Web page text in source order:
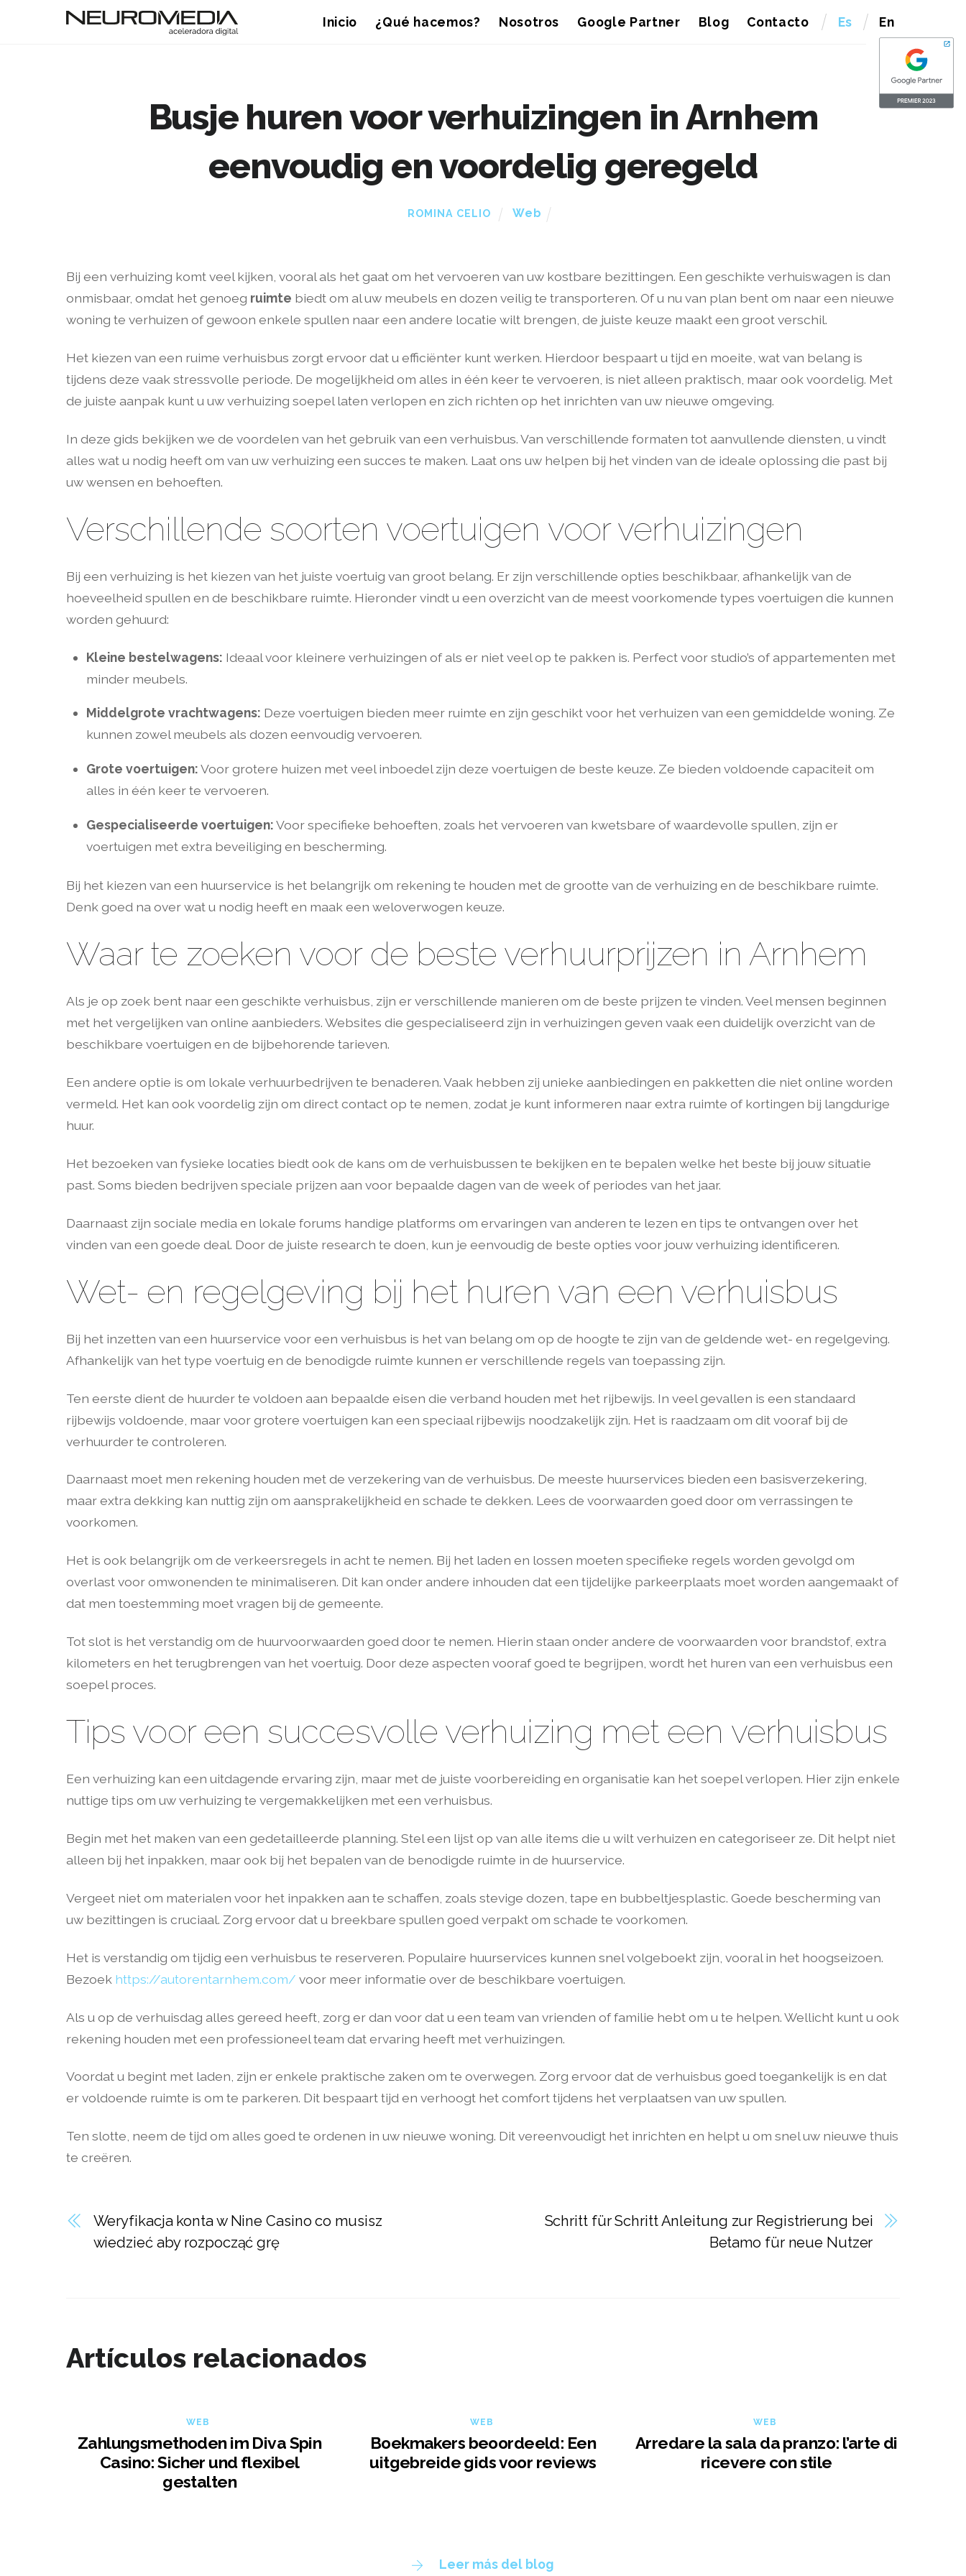
Inicio ¿Qué hacemos? Nosotros Google Partner Blog Contacto Es En
Busje huren voor verhuizingen in Arnhem
eenvoudig en voordelig geregeld
ROMINA CELIO Web
Bij een verhuizing komt veel kijken, vooral als het gaat om het vervoeren van uw kostbare bezittingen. Een geschikte verhuiswagen is dan
onmisbaar, omdat het genoeg ruimte biedt om al uw meubels en dozen veilig te transporteren. Of u nu van plan bent om naar een nieuwe
woning te verhuizen of gewoon enkele spullen naar een andere locatie wilt brengen, de juiste keuze maakt een groot verschil.
Het kiezen van een ruime verhuisbus zorgt ervoor dat u efficiënter kunt werken. Hierdoor bespaart u tijd en moeite, wat van belang is
tijdens deze vaak stressvolle periode. De mogelijkheid om alles in één keer te vervoeren, is niet alleen praktisch, maar ook voordelig. Met
de juiste aanpak kunt u uw verhuizing soepel laten verlopen en zich richten op het inrichten van uw nieuwe omgeving.
In deze gids bekijken we de voordelen van het gebruik van een verhuisbus. Van verschillende formaten tot aanvullende diensten, u vindt
alles wat u nodig heeft om van uw verhuizing een succes te maken. Laat ons uw helpen bij het vinden van de ideale oplossing die past bij
uw wensen en behoeften.
Verschillende soorten voertuigen voor verhuizingen
Bij een verhuizing is het kiezen van het juiste voertuig van groot belang. Er zijn verschillende opties beschikbaar, afhankelijk van de
hoeveelheid spullen en de beschikbare ruimte. Hieronder vindt u een overzicht van de meest voorkomende types voertuigen die kunnen
worden gehuurd:
Kleine bestelwagens: Ideaal voor kleinere verhuizingen of als er niet veel op te pakken is. Perfect voor studio’s of appartementen met
minder meubels.
Middelgrote vrachtwagens: Deze voertuigen bieden meer ruimte en zijn geschikt voor het verhuizen van een gemiddelde woning. Ze
kunnen zowel meubels als dozen eenvoudig vervoeren.
Grote voertuigen:Voor grotere huizen met veel inboedel zijn deze voertuigen de beste keuze. Ze bieden voldoende capaciteit om
alles in één keer te vervoeren.
Gespecialiseerde voertuigen:Voor specifieke behoeften, zoals het vervoeren van kwetsbare of waardevolle spullen, zijn er
voertuigen met extra beveiliging en bescherming.
Bij het kiezen van een huurservice is het belangrijk om rekening te houden met de grootte van de verhuizing en de beschikbare ruimte.
Denk goed na over wat u nodig heeft en maak een weloverwogen keuze.
Waar te zoeken voor de beste verhuurprijzen in Arnhem
Als je op zoek bent naar een geschikte verhuisbus, zijn er verschillende manieren om de beste prijzen te vinden. Veel mensen beginnen
met het vergelijken van online aanbieders. Websites die gespecialiseerd zijn in verhuizingen geven vaak een duidelijk overzicht van de
beschikbare voertuigen en de bijbehorende tarieven.
Een andere optie is om lokale verhuurbedrijven te benaderen. Vaak hebben zij unieke aanbiedingen en pakketten die niet online worden
vermeld. Het kan ook voordelig zijn om direct contact op te nemen, zodat je kunt informeren naar extra ruimte of kortingen bij langdurige
huur.
Het bezoeken van fysieke locaties biedt ook de kans om de verhuisbussen te bekijken en te bepalen welke het beste bij jouw situatie
past. Soms bieden bedrijven speciale prijzen aan voor bepaalde dagen van de week of periodes van het jaar.
Daarnaast zijn sociale media en lokale forums handige platforms om ervaringen van anderen te lezen en tips te ontvangen over het
vinden van een goede deal. Door de juiste research te doen, kun je eenvoudig de beste opties voor jouw verhuizing identificeren.
Wet- en regelgeving bij het huren van een verhuisbus
Bij het inzetten van een huurservice voor een verhuisbus is het van belang om op de hoogte te zijn van de geldende wet- en regelgeving.
Afhankelijk van het type voertuig en de benodigde ruimte kunnen er verschillende regels van toepassing zijn.
Ten eerste dient de huurder te voldoen aan bepaalde eisen die verband houden met het rijbewijs. In veel gevallen is een standaard
rijbewijs voldoende, maar voor grotere voertuigen kan een speciaal rijbewijs noodzakelijk zijn. Het is raadzaam om dit vooraf bij de
verhuurder te controleren.
Daarnaast moet men rekening houden met de verzekering van de verhuisbus. De meeste huurservices bieden een basisverzekering,
maar extra dekking kan nuttig zijn om aansprakelijkheid en schade te dekken. Lees de voorwaarden goed door om verrassingen te
voorkomen.
Het is ook belangrijk om de verkeersregels in acht te nemen. Bij het laden en lossen moeten specifieke regels worden gevolgd om
overlast voor omwonenden te minimaliseren. Dit kan onder andere inhouden dat een tijdelijke parkeerplaats moet worden aangemaakt of
dat men toestemming moet vragen bij de gemeente.
Tot slot is het verstandig om de huurvoorwaarden goed door te nemen. Hierin staan onder andere de voorwaarden voor brandstof, extra
kilometers en het terugbrengen van het voertuig. Door deze aspecten vooraf goed te begrijpen, wordt het huren van een verhuisbus een
soepel proces.
Tips voor een succesvolle verhuizing met een verhuisbus
Een verhuizing kan een uitdagende ervaring zijn, maar met de juiste voorbereiding en organisatie kan het soepel verlopen. Hier zijn enkele
nuttige tips om uw verhuizing te vergemakkelijken met een verhuisbus.
Begin met het maken van een gedetailleerde planning. Stel een lijst op van alle items die u wilt verhuizen en categoriseer ze. Dit helpt niet
alleen bij het inpakken, maar ook bij het bepalen van de benodigde ruimte in de huurservice.
Vergeet niet om materialen voor het inpakken aan te schaffen, zoals stevige dozen, tape en bubbeltjesplastic. Goede bescherming van
uw bezittingen is cruciaal. Zorg ervoor dat u breekbare spullen goed verpakt om schade te voorkomen.
Het is verstandig om tijdig een verhuisbus te reserveren. Populaire huurservices kunnen snel volgeboekt zijn, vooral in het hoogseizoen.
Bezoek https://autorentarnhem.com/ voor meer informatie over de beschikbare voertuigen.
Als u op de verhuisdag alles gereed heeft, zorg er dan voor dat u een team van vrienden of familie hebt om u te helpen. Wellicht kunt u ook
rekening houden met een professioneel team dat ervaring heeft met verhuizingen.
Voordat u begint met laden, zijn er enkele praktische zaken om te overwegen. Zorg ervoor dat de verhuisbus goed toegankelijk is en dat
er voldoende ruimte is om te parkeren. Dit bespaart tijd en verhoogt het comfort tijdens het verplaatsen van uw spullen.
Ten slotte, neem de tijd om alles goed te ordenen in uw nieuwe woning. Dit vereenvoudigt het inrichten en helpt u om snel uw nieuwe thuis
te creëren.
Weryfikacja konta w Nine Casino co musisz
wiedzieć aby rozpocząć grę
Schritt für Schritt Anleitung zur Registrierung bei
Betamo für neue Nutzer
Artículos relacionados
WEB
Zahlungsmethoden im Diva Spin
Casino: Sicher und flexibel
gestalten
WEB
Boekmakers beoordeeld: Een
uitgebreide gids voor reviews
WEB
Arredare la sala da pranzo: l’arte di
ricevere con stile
Leer más del blog